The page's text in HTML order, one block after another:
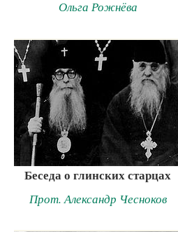
Ольга Рожнёва
Беседа о глинских старцах
Прот. Александр Чесноков